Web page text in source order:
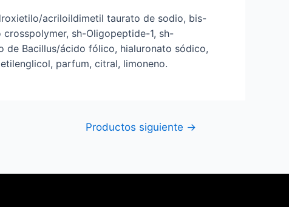
acriloildimetil taurato de sodio, bis-
sh-Oligopeptide-1, sh-
Bacillus/ácido fólico, hialuronato sódico,
parfum, citral, limoneno.
Productos siguiente →